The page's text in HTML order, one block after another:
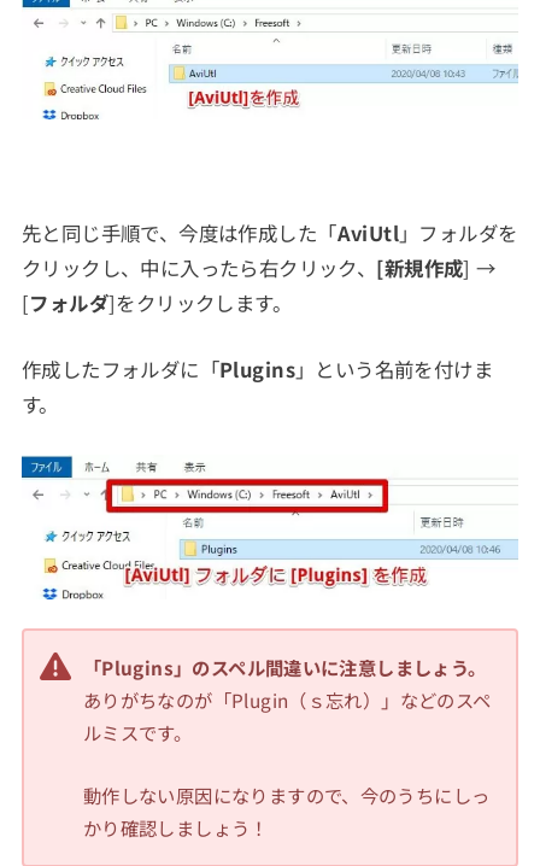
先と同じ手順で、今度は作成した「AviUtl」フォルダを
クリックし、中に入ったら右クリック、 [新規作成] →
[フォルダ]をクリックします。
作成したフォルダに「Plugins」という名前を付けま
す。
「Plugins」のスペル間違いに注意しましょう。
ありがちなのが「Plugin（ｓ忘れ）」などのスペ
ルミスです。
動作しない原因になりますので、今のうちにしっ
かり確認しましょう！